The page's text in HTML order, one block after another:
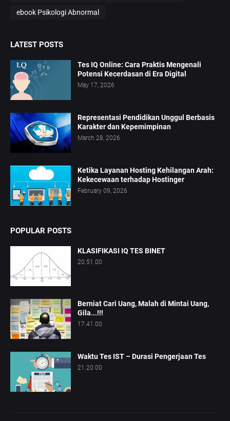
ebook Psikologi Abnormal
LATEST POSTS
Tes IQ Online: Cara Praktis Mengenali
Potensi Kecerdasan di Era Digital
May 17, 2026
Representasi Pendidikan Unggul Berbasis
Karakter dan Kepemimpinan
March 28, 2026
Ketika Layanan Hosting Kehilangan Arah:
Kekecewaan terhadap Hostinger
February 09, 2026
POPULAR POSTS
KLASIFIKASI IQ TES BINET
20.51.00
Berniat Cari Uang, Malah di Mintai Uang,
Gila...!!!
17.41.00
Waktu Tes IST – Durasi Pengerjaan Tes
21.20.00